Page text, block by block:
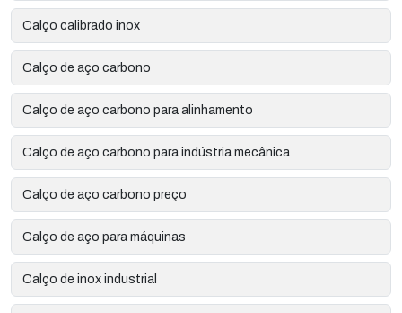
Calço calibrado inox
Calço de aço carbono
Calço de aço carbono para alinhamento
Calço de aço carbono para indústria mecânica
Calço de aço carbono preço
Calço de aço para máquinas
Calço de inox industrial